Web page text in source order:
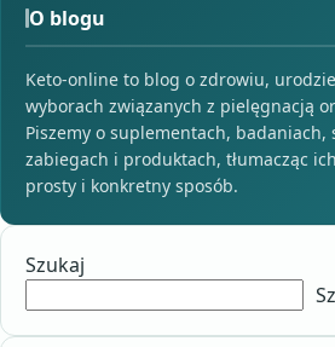
O blogu
Keto-online to blog o zdrowiu,
wyborach związanych z pielęgnacją
Piszemy o suplementach, badaniach,
zabiegach i produktach, tłumacząc
prosty i konkretny sposób.
Szukaj